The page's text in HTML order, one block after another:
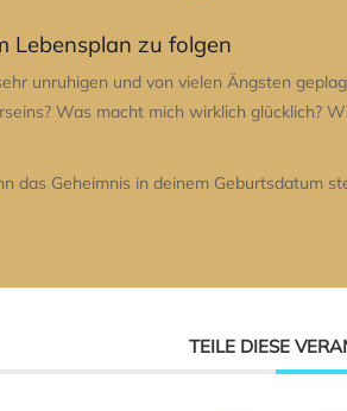
Lebensplan zu folgen
unruhigen und von vielen Ängsten
Was macht mich wirklich glücklich?
das Geheimnis in deinem Geburtsdatum
TEILE DIESE